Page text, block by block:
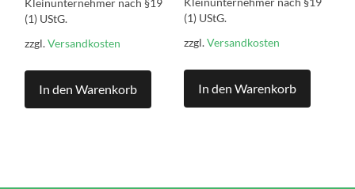
Kleinunternehmer nach §19
(1) UStG.
zzgl.Versandkosten
In den Warenkorb
(1) UStG.
zzgl.Versandkosten
In den Warenkorb